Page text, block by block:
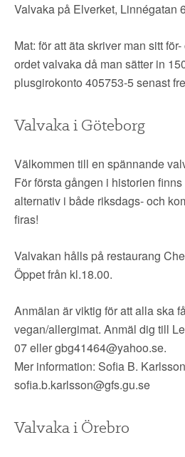
Valvaka på Elverket, Linnégatan
Mat: för att äta skriver man sitt
ordet valvaka då man sätter in
plusgirokonto 405753-5 senast
Valvaka i Göteborg
Välkommen till en spännande
För första gången i historien
alternativ i både riksdags- och
firas!
Valvakan hålls på restaurang
Öppet från kl.18.00.
Anmälan är viktig för att alla ska
vegan/allergimat. Anmäl dig till
07 ellergbg41464@yahoo.se.
Mer information: Sofia B.
sofia.b.karlsson@gfs.gu.se
Valvaka i Örebro